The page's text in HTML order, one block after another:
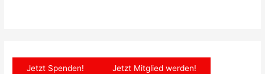
Jetzt Spenden! Jetzt Mitglied werden!